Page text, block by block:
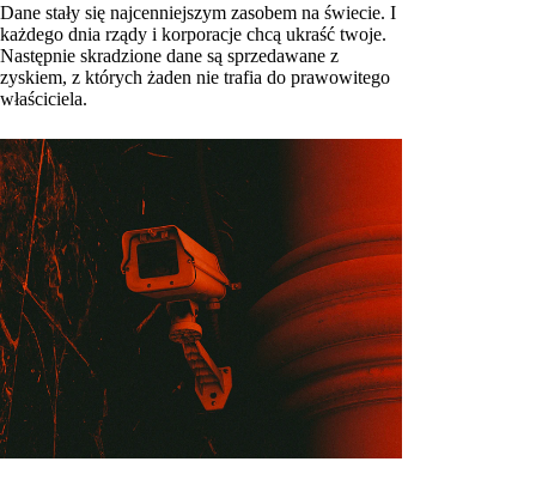
Dane stały się najcenniejszym zasobem na świecie. I
każdego dnia rządy i korporacje chcą ukraść twoje.
Następnie skradzione dane są sprzedawane z
zyskiem, z których żaden nie trafia do prawowitego
właściciela.